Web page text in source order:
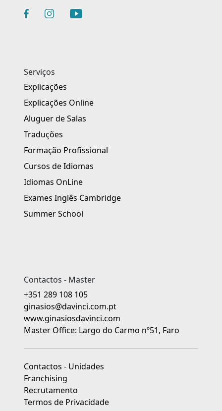
Serviços
Explicações
Explicações Online
Aluguer de Salas
Traduções
Formação Profissional
Cursos de Idiomas
Idiomas OnLine
Exames Inglês Cambridge
Summer School
Contactos - Master
+351 289 108 105
ginasios@davinci.com.pt
www.ginasiosdavinci.com
Master Office: Largo do Carmo nº51, Faro
Contactos - Unidades
Franchising
Recrutamento
Termos de Privacidade